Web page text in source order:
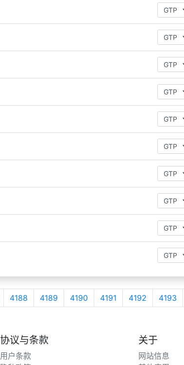
4188 4189 4190 4191 4192 4193
协议与条款
用户条款
关于
网站信息